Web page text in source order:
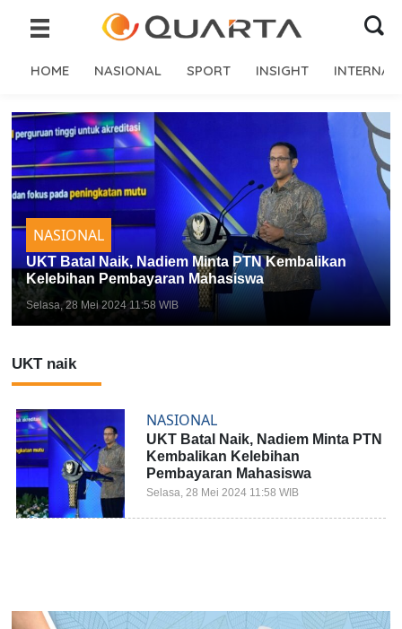
HOME NASIONAL SPORT INSIGHT
NASIONAL
UKT Batal Naik, Nadiem Minta PTN Kembalikan
Kelebihan Pembayaran Mahasiswa
Selasa, 28 Mei 2024 11:58 WIB
UKT naik
NASIONAL
UKT Batal Naik, Nadiem Minta PTN
Kembalikan Kelebihan
Pembayaran Mahasiswa
Selasa, 28 Mei 2024 11:58 WIB